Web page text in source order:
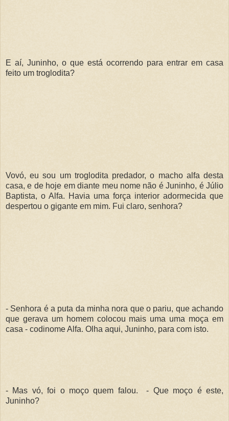
E aí, Juninho, o que está ocorrendo para entrar em casa
feito um troglodita?
Vovó, eu sou um troglodita predador, o macho alfa desta
casa, e de hoje em diante meu nome não é Juninho, é Júlio
Baptista, o Alfa. Havia uma força interior adormecida que
despertou o gigante em mim. Fui claro, senhora?
- Senhora é a puta da minha nora que o pariu, que achando
que gerava um homem colocou mais uma uma moça em
casa - codinome Alfa. Olha aqui, Juninho, para com isto.
- Mas vó, foi o moço quem falou. - Que moço é este,
Juninho?